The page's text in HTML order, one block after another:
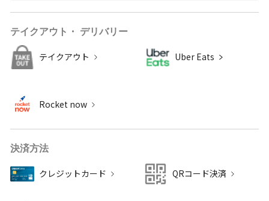
テイクアウト・ デリバリー
テイクアウト Uber Eats
Rocket now
決済方法
クレジットカード QRコード決済